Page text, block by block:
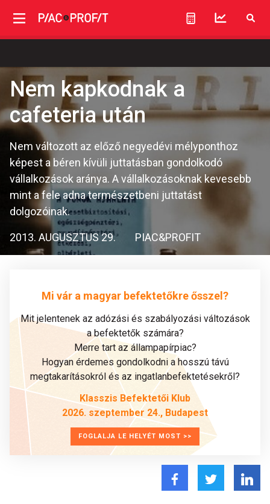
Nem kapkodnak a
cafeteria után
Nem változott az előző negyedévi mélyponthoz
képest a béren kívüli juttatásban gondolkodó
vállalkozások aránya. A vállalkozásoknak kevesebb
mint a fele adna természetbeni juttatást
dolgozóinak.
2013. AUGUSZTUS 29. PIAC&PROFIT
Mi vár a magyar befektetőkre ősszel?
Mit jelentenek az adózási és szabályozási változások
a befektetők számára?
Merre tart az állampapírpiac?
Hogyan érdemes gondolkodni a hosszú távú
megtakarításokról és az ingatlanbefektetésekről?
Klasszis Befektetői Klub
2026. szeptember 24., Budapest
FOGLALJA LE HELYÉT MOST >>